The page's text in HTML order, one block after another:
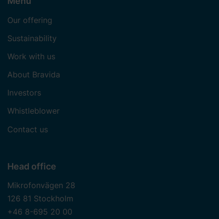
Our offering
Sustainability
Work with us
About Bravida
Investors
Whistleblower
Contact us
Head office
Mikrofonvägen 28
126 81 Stockholm
+46 8-695 20 00